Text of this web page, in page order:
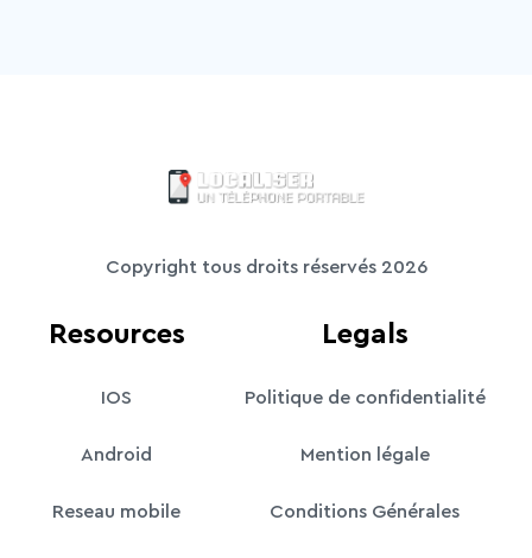
Copyright tous droits réservés 2026
Resources
IOS
Android
Reseau mobile
Legals
Politique de confidentialité
Mention légale
Conditions Générales